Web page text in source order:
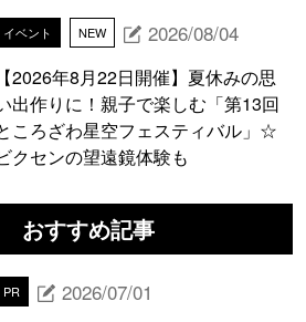
イベント NEW 2026/08/04
【2026年8月22日開催】夏休みの思
出作りに！親子で楽しむ「第13回
ころざわ星空フェスティバル」☆
クセンの望遠鏡体験も
おすすめ記事
PR 2026/07/01